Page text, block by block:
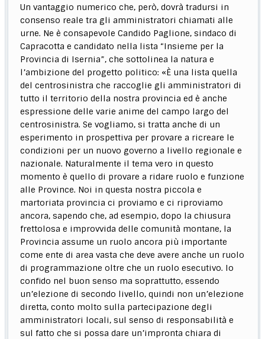
Un vantaggio numerico che, però, dovrà tradursi in
consenso reale tra gli amministratori chiamati alle
urne. Ne è consapevole Candido Paglione, sindaco di
Capracotta e candidato nella lista “Insieme per la
Provincia di Isernia”, che sottolinea la natura e
l’ambizione del progetto politico: «È una lista quella
del centrosinistra che raccoglie gli amministratori di
tutto il territorio della nostra provincia ed è anche
espressione delle varie anime del campo largo del
centrosinistra. Se vogliamo, si tratta anche di un
esperimento in prospettiva per provare a ricreare le
condizioni per un nuovo governo a livello regionale e
nazionale. Naturalmente il tema vero in questo
momento è quello di provare a ridare ruolo e funzione
alle Province. Noi in questa nostra piccola e
martoriata provincia ci proviamo e ci riproviamo
ancora, sapendo che, ad esempio, dopo la chiusura
frettolosa e improvvida delle comunità montane, la
Provincia assume un ruolo ancora più importante
come ente di area vasta che deve avere anche un ruolo
di programmazione oltre che un ruolo esecutivo. Io
confido nel buon senso ma soprattutto, essendo
un’elezione di secondo livello, quindi non un’elezione
diretta, conto molto sulla partecipazione degli
amministratori locali, sul senso di responsabilità e
sul fatto che si possa dare un’impronta chiara di